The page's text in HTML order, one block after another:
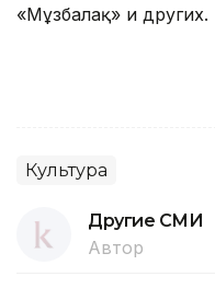
«Мұзбалақ» и других.
Культура
Другие СМИ
Автор